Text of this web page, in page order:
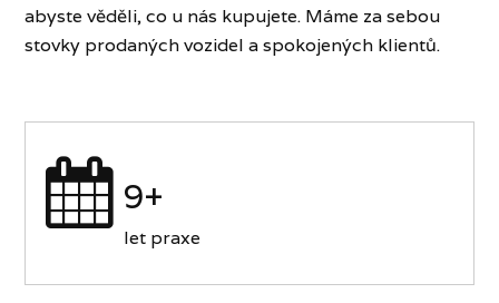
abyste věděli, co u nás kupujete. Máme za sebou
stovky prodaných vozidel a spokojených klientů.
9+
let praxe